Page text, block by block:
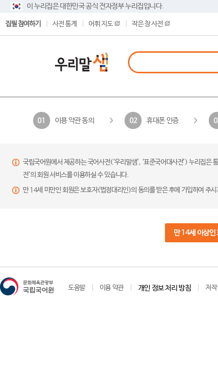
이 누리집은 대한민국 공식 전자정부 누리집입니다.
집필 참여하기 사전 통계 어휘 지도 작은 창 사전
01 이용 약관 동의 02 휴대폰 인증
국립국어원에서 제공하는 국어사전(‘우리말샘’, ‘표준국어대사전’) 누리집
전’의 회원 서비스를 이용하실 수 있습니다.
만 14세 미만인 회원은 보호자(법정대리인)의 동의를 받은 후에 가입하여 주
만 14세 이상인
도움말 이용 약관 개인 정보 처리 방침 저